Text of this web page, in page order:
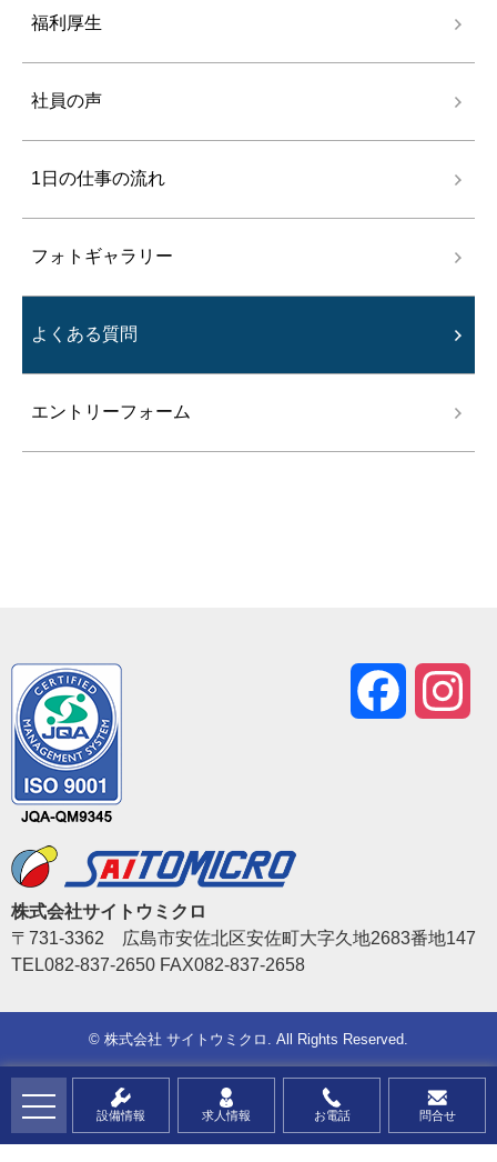
福利厚生
社員の声
1日の仕事の流れ
フォトギャラリー
よくある質問
エントリーフォーム
Facebook
株式会社サイトウミクロ
〒731-3362 広島市安佐北区安佐町大字久地2683番地147
TEL082-837-2650 FAX082-837-2658
© 株式会社 サイトウミクロ . All Rights Reserved.
設備情報 求人情報 お電話 問合せ